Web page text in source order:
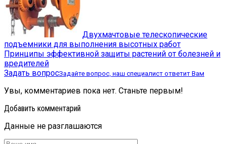
Двухмачтовые телескопические
подъемники для выполнения высотных работ
Принципы эффективной защиты растений от болезней и
вредителей
Задать вопросЗадайте вопрос, наш специалист ответит Вам
Увы, комментариев пока нет. Станьте первым!
Добавить комментарий
Данные не разглашаются